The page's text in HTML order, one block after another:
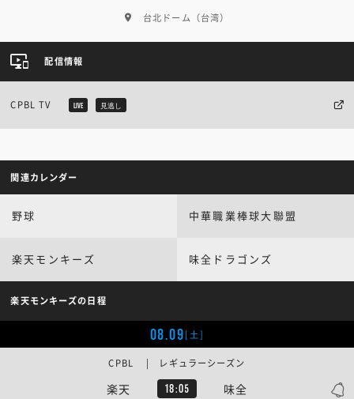
台北ドーム（台湾）
配信情報
CPBL TV LIVE 見逃し
関連カレンダー
野球 中華職業棒球大聯盟
楽天モンキーズ 味全ドラゴンズ
楽天モンキーズの日程
08.09[土]
楽天 18:05 味全
CPBL | レギュラーシーズン